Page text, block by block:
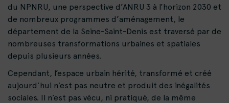
du NPNRU, une perspective d’ANRU 3 à l’horizon 2030 et
de nombreux programmes d’aménagement, le
département de la Seine-Saint-Denis est traversé par de
nombreuses transformations urbaines et spatiales
depuis plusieurs années.
Cependant, l’espace urbain hérité, transformé et créé
aujourd’hui n’est pas neutre et produit des inégalités
sociales. Il n’est pas vécu, ni pratiqué, de la même